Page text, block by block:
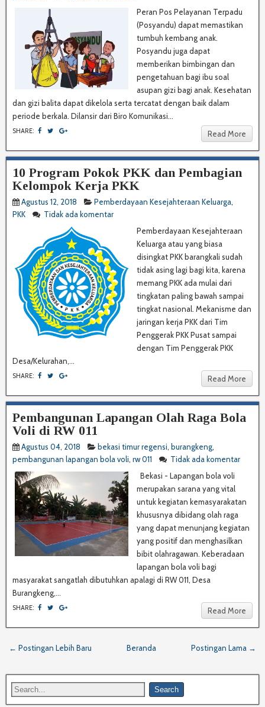
Peran Pos Pelayanan Terpadu
(Posyandu) dapat memastikan
tumbuh kembang anak.
Posyandu juga dapat
memberikan bimbingan dan
pengetahuan bagi ibu soal
asupan gizi bagi anak. Kesehatan
dan gizi balita dapat dikelola serta tercatat dengan baik dalam
periode berkala. Dilansir dari Biro Komunikasi...
SHARE: Read More
10 Program Pokok PKK dan Pembagian
Kelompok Kerja PKK
Agustus 12, 2018 Pemberdayaan Kesejahteraan Keluarga,
PKK
Tidak ada komentar
Pemberdayaan Kesejahteraan
Keluarga atau yang biasa
disingkat PKK barangkali sudah
tidak asing lagi bagi kita, karena
memang PKK ada mulai dari
tingkatan paling bawah sampai
tingkat nasional. Mekanisme dan
jaringan kerja PKK dari Tim
Penggerak PKK Pusat sampai
dengan Tim Penggerak PKK
Desa/Kelurahan,...
SHARE: Read More
Pembangunan Lapangan Olah Raga Bola
Voli di RW 011
Agustus 04, 2018 bekasi timur regensi, burangkeng,
pembangunan lapangan bola voli, rw 011
Tidak ada komentar
Bekasi - Lapangan bola voli
merupakan sarana yang vital
untuk kegiatan kemasyarakatan
khususnya dibidang olah raga
yang dapat menunjang kegiatan
yang positif dan menghasilkan
bibit olahragawan. Keberadaan
lapangan bola voli bagi
masyarakat sangatlah dibutuhkan apalagi di RW 011, Desa
Burangkeng,...
SHARE: Read More
← Postingan Lebih Baru Postingan Lama →
Beranda